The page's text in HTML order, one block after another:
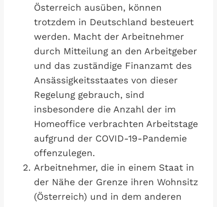
Österreich ausüben, können
trotzdem in Deutschland besteuert
werden. Macht der Arbeitnehmer
durch Mitteilung an den Arbeitgeber
und das zuständige Finanzamt des
Ansässigkeitsstaates von dieser
Regelung gebrauch, sind
insbesondere die Anzahl der im
Homeoffice verbrachten Arbeitstage
aufgrund der COVID-19-Pandemie
offenzulegen.
Arbeitnehmer, die in einem Staat in
der Nähe der Grenze ihren Wohnsitz
(Österreich) und in dem anderen